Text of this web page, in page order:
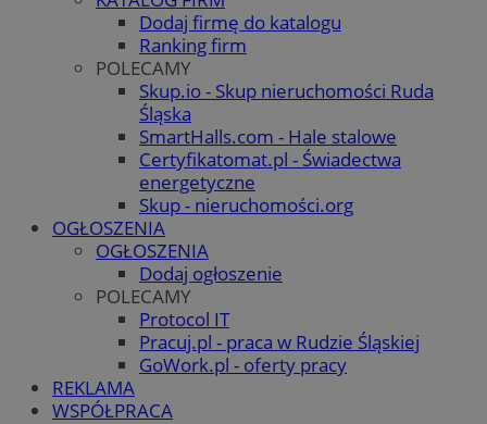
Dodaj firmę do katalogu
Ranking firm
POLECAMY
Skup.io - Skup nieruchomości Ruda
Śląska
SmartHalls.com - Hale stalowe
Certyfikatomat.pl - Świadectwa
energetyczne
Skup - nieruchomości.org
OGŁOSZENIA
OGŁOSZENIA
Dodaj ogłoszenie
POLECAMY
Protocol IT
Pracuj.pl - praca w Rudzie Śląskiej
GoWork.pl - oferty pracy
REKLAMA
WSPÓŁPRACA